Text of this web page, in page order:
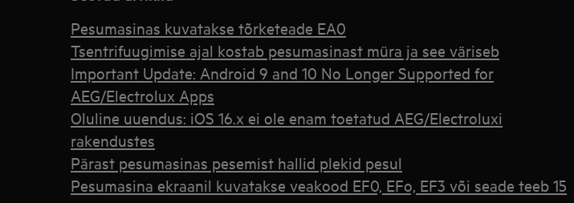
Pesumasinas kuvatakse tõrketeade EA0
Tsentrifuugimise ajal kostab pesumasinast müra ja see väriseb
Important Update: Android 9 and 10 No Longer Supported for
AEG/Electrolux Apps
Oluline uuendus: iOS 16.x ei ole enam toetatud AEG/Electroluxi
rakendustes
Pärast pesumasinas pesemist hallid plekid pesul
Pesumasina ekraanil kuvatakse veakood EF0, EFo, EF3 või seade teeb 15